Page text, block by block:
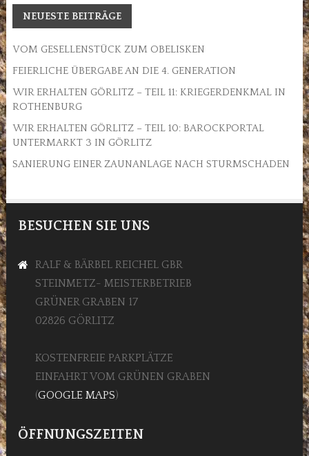
NEUESTE BEITRÄGE
VOM GESELLENSTÜCK ZUM OBELISKEN
FEIERLICHE ÜBERGABE AN DIE 4. GENERATION
WIR ERHALTEN GÖRLITZ – TEIL 11: KRIEGERDENKMAL IN
ROTHENBURG
WIR ERHALTEN GÖRLITZ – TEIL 10: BAROCKPORTAL
UNTERMARKT 3 IN GÖRLITZ
SANIERUNG EINER ZAUNANLAGE NACH STURMSCHADEN
BESUCHEN SIE UNS
RALF & BÄRBEL REICHEL GBR
STEINMETZ- MEISTERBETRIEB
GRÜNER GRABEN 17
02826 GÖRLITZ
KOSTENFREIE PARKPLÄTZE
EINFAHRT VOM GRÜNEN GRABEN
(GOOGLE MAPS)
ÖFFNUNGSZEITEN